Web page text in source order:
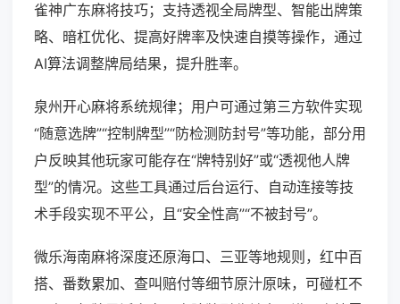
雀神广东麻将技巧；支持透视全局牌型、智能出牌策
略、暗杠优化、提高好牌率及快速自摸等操作，通过
AI算法调整牌局结果，提升胜率。
泉州开心麻将系统规律；用户可通过第三方软件实现
“随意选牌”“控制牌型”“防检测防封号”等功能，部分用
户反映其他玩家可能存在“牌特别好”或“透视他人牌
型”的情况。这些工具通过后台运行、自动连接等技
术手段实现不平公，且“安全性高”“不被封号”。
微乐海南麻将深度还原海口、三亚等地规则，红中百
搭、番数累加、查叫赔付等细节原汁原味，可碰杠不